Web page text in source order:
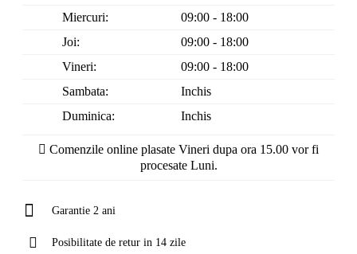
Miercuri:
09:00 - 18:00
Joi:
09:00 - 18:00
Vineri:
09:00 - 18:00
Sambata:
Inchis
Duminica:
Inchis
Comenzile online plasate Vineri dupa ora 15.00 vor fi
procesate Luni.
Garantie 2 ani
Posibilitate de retur in 14 zile